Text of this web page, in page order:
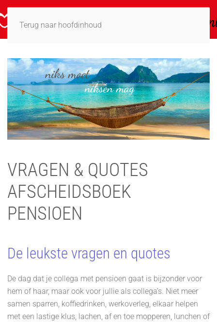
Terug naar hoofdinhoud
VRAGEN & QUOTES
AFSCHEIDSBOEK
PENSIOEN
De leukste vragen en quotes
De dag dat je collega met pensioen gaat is bijzonder voor
hem of haar, maar ook voor jullie als collega’s. Niet meer
samen sparren, koffiedrinken, werkoverleg, elkaar helpen
met een lastige klus, lachen, af en toe mopperen, lunchen of